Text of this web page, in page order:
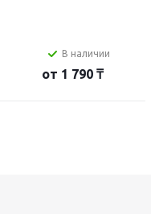
В наличии
от 1 790 ₸